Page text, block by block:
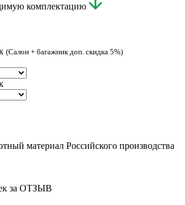
комплектацию
(Салон + багажник доп. скидка 5%)
материал Российского производства
за ОТЗЫВ